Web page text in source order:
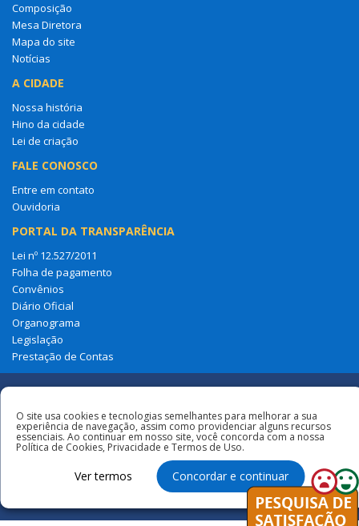
Composição
Mesa Diretora
Mapa do site
Notícias
A CIDADE
Nossa história
Hino da cidade
Lei de criação
FALE CONOSCO
Entre em contato
Ouvidoria
PORTAL DA TRANSPARÊNCIA
Lei nº 12.527/2011
Folha de pagamento
Convênios
Diário Oficial
Organograma
Legislação
Prestação de Contas
Redes
Sociais
Todos os direitos reservados à Câmara
Municipal de Amapá Do Maranhão
O site usa cookies e tecnologias semelhantes para melhorar a sua
experiência de navegação, assim como providenciar alguns recursos
essenciais. Ao continuar em nosso site, você concorda com a nossa
Política de Cookies, Privacidade e Termos de Uso.
Ver termos Concordar e continuar